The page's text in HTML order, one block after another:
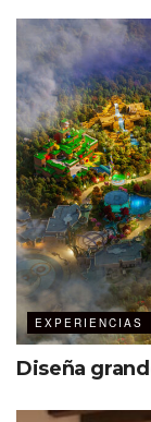
varios
clave
de
«Si
DMOs
EXPERIENCIAS
Diseña